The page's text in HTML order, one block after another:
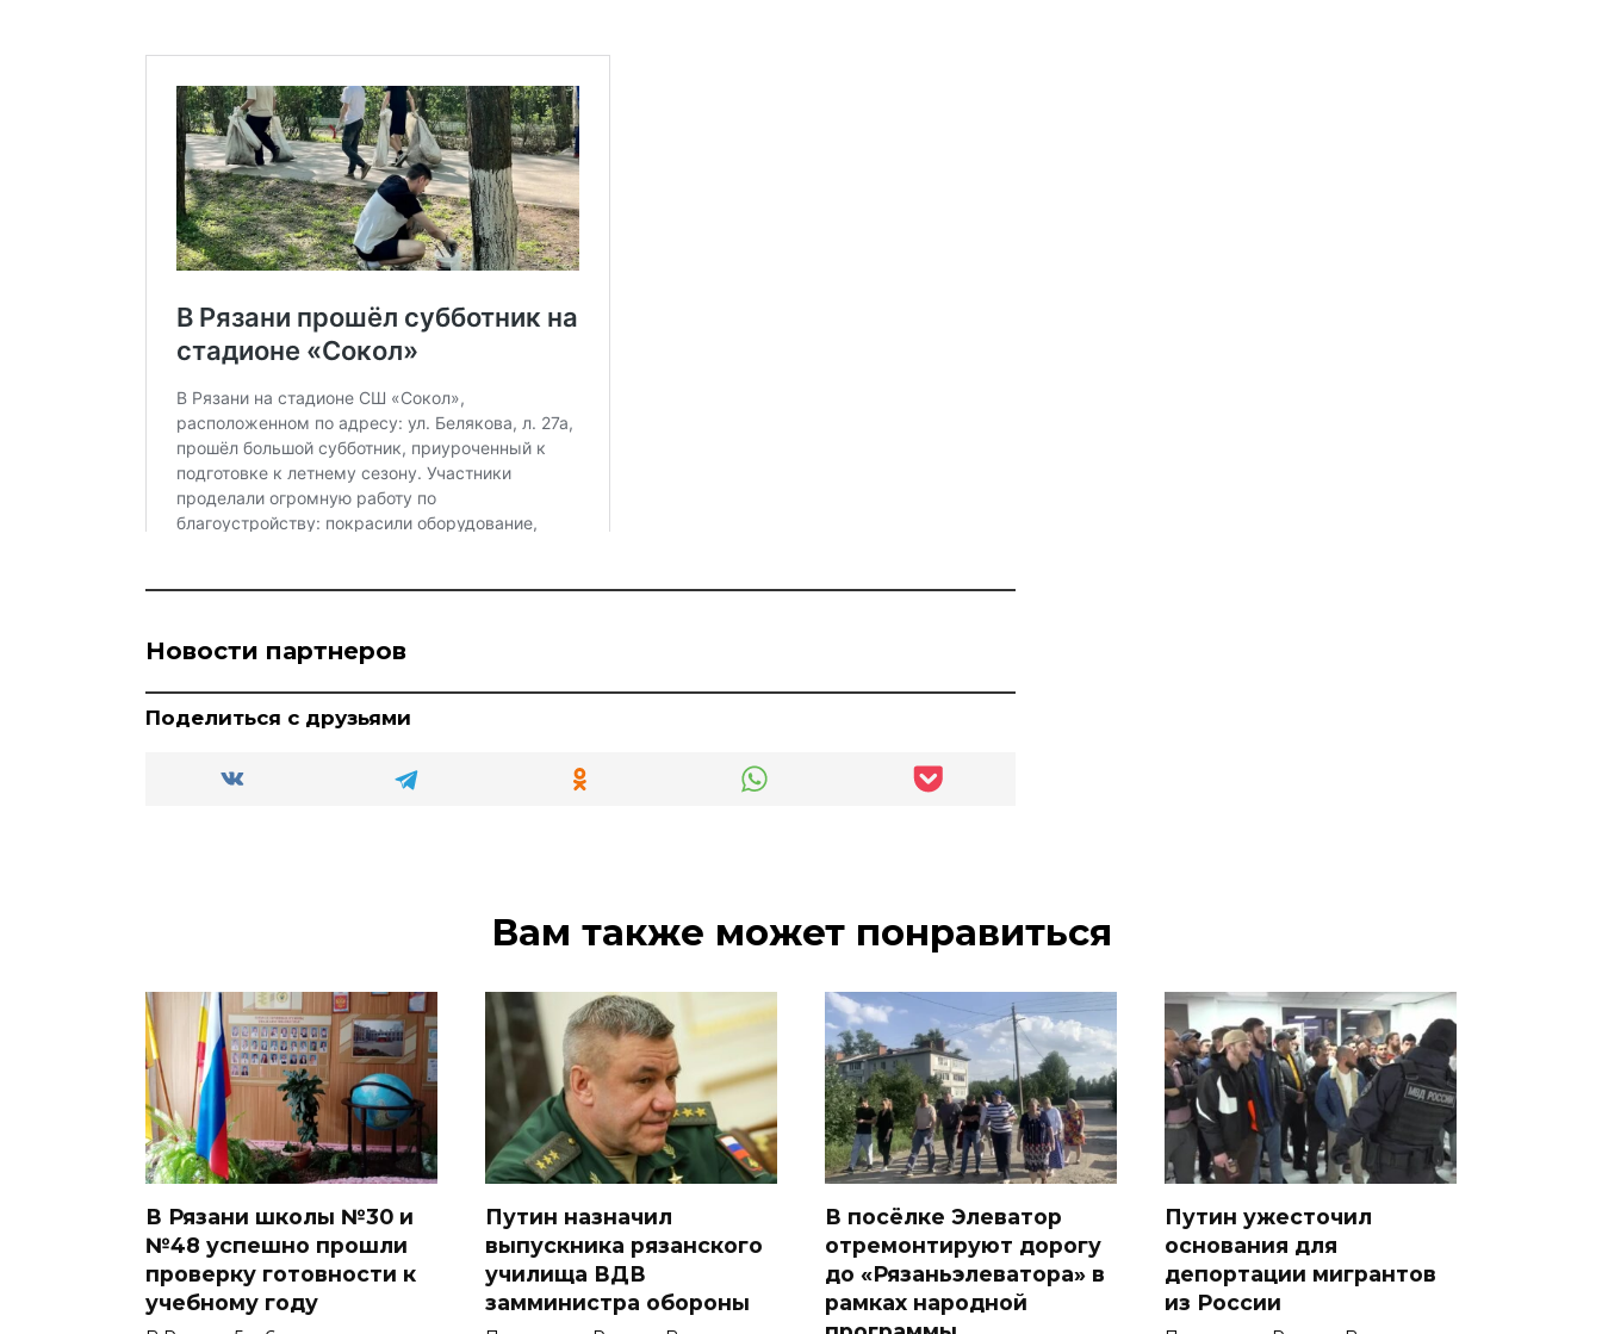
Новости партнеров
Поделиться с друзьями
Вам также может понравиться
В Рязани школы №30 и
№48 успешно прошли
проверку готовности к
учебному году
Путин назначил
выпускника рязанского
училища ВДВ
замминистра обороны
В посёлке Элеватор
отремонтируют дорогу
до «Рязаньэлеватора» в
рамках народной
Путин ужесточил
основания для
депортации мигрантов
из России